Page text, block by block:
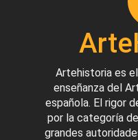
Artehistoria es
enseñanza del
española. El rigor
por la categoría
grandes